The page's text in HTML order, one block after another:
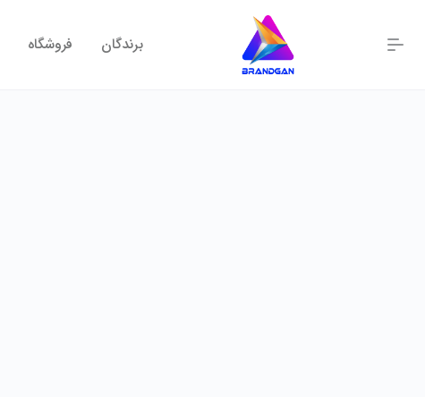
برندگان فروشگاه